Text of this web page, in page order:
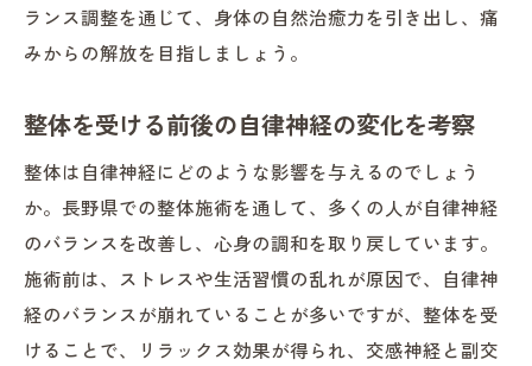
ランス調整を通じて、身体の自然治癒力を引き出し、痛
みからの解放を目指しましょう。
整体を受ける前後の自律神経の変化を考察
整体は自律神経にどのような影響を与えるのでしょう
か。長野県での整体施術を通して、多くの人が自律神経
のバランスを改善し、心身の調和を取り戻しています。
施術前は、ストレスや生活習慣の乱れが原因で、自律神
経のバランスが崩れていることが多いですが、整体を受
けることで、リラックス効果が得られ、交感神経と副交